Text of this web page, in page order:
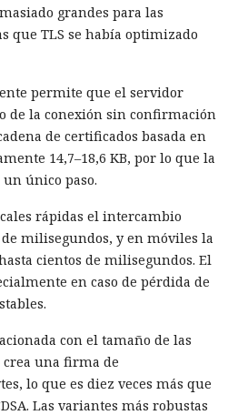
grandes para las
que TLS se había optimizado
permite que el servidor
de la conexión sin confirmación
de certificados basada en
14,7–18,6 KB, por lo que la
único paso.
rápidas el intercambio
milisegundos, y en móviles la
cientos de milisegundos. El
en caso de pérdida de
con el tamaño de las
crea una firma de
lo que es diez veces más que
Las variantes más robustas